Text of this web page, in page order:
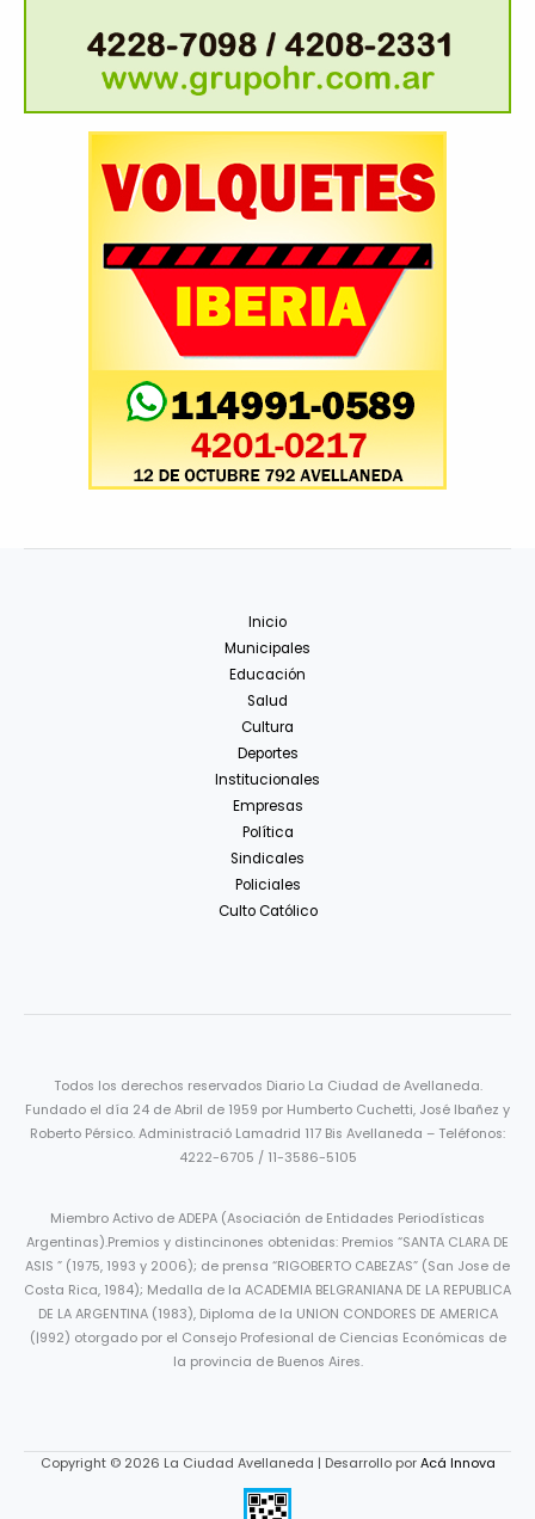
Inicio
Municipales
Educación
Salud
Cultura
Deportes
Institucionales
Empresas
Política
Sindicales
Policiales
Culto Católico
Todos los derechos reservados Diario La Ciudad de Avellaneda.
Fundado el día 24 de Abril de 1959 por Humberto Cuchetti, José Ibañez y
Roberto Pérsico. Administració Lamadrid 117 Bis Avellaneda – Teléfonos:
4222-6705 / 11-3586-5105
Miembro Activo de ADEPA (Asociación de Entidades Periodísticas
Argentinas).Premios y distincinones obtenidas: Premios “SANTA CLARA DE
ASIS ” (1975, 1993 y 2006); de prensa “RIGOBERTO CABEZAS” (San Jose de
Costa Rica, 1984); Medalla de la ACADEMIA BELGRANIANA DE LA REPUBLICA
DE LA ARGENTINA (1983), Diploma de la UNION CONDORES DE AMERICA
(|992) otorgado por el Consejo Profesional de Ciencias Económicas de
la provincia de Buenos Aires.
Copyright © 2026 La Ciudad Avellaneda | Desarrollo por Acá Innova